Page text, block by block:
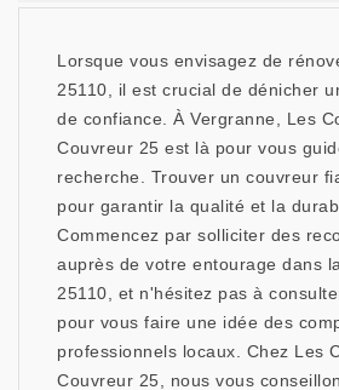
Lorsque vous envisagez de
25110, il est crucial de dénicher
de confiance. À Vergranne, Les
Couvreur 25 est là pour vous
recherche. Trouver un couvreur
pour garantir la qualité et la
Commencez par solliciter des
auprès de votre entourage dans
25110, et n'hésitez pas à
pour vous faire une idée des
professionnels locaux. Chez Les
Couvreur 25, nous vous